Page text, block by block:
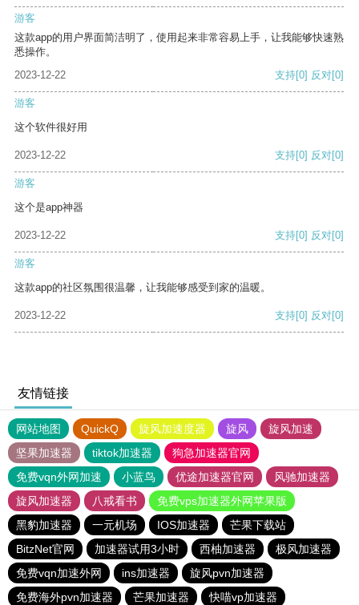
游客
这款app的用户界面简洁明了，使用起来非常容易上手，让我能够快速熟
悉操作。
2023-12-22
支持[0] 反对[0]
游客
这个软件很好用
2023-12-22 支持[0] 反对[0]
游客
这个是app神器
2023-12-22 支持[0] 反对[0]
游客
这款app的社区氛围很温馨，让我能够感受到家的温暖。
2023-12-22 支持[0] 反对[0]
友情链接
网站地图 QuickQ 旋风加速度器 旋风
旋风加速
坚果加速器
tiktok加速器
狗急加速器官网
免费vqn外网加速
小蓝鸟 优途加速器官网
风驰加速器
旋风加速器
八戒看书
免费vps加速器外网苹果版
黑豹加速器
一元机场 IOS加速器
芒果下载站
BitzNet官网
加速器试用3小时 西柚加速器
极风加速器
免费vqn加速外网
ins加速器
旋风pvn加速器
免费海外pvn加速器
芒果加速器 快喵vp加速器